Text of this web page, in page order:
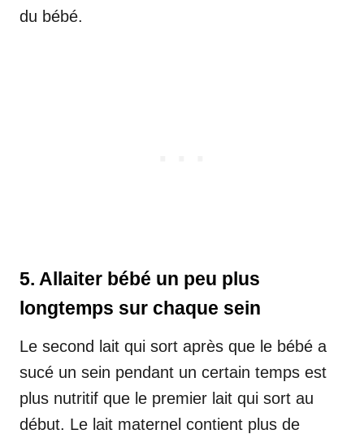
du bébé.
5. Allaiter bébé un peu plus
longtemps sur chaque sein
Le second lait qui sort après que le bébé a
sucé un sein pendant un certain temps est
plus nutritif que le premier lait qui sort au
début. Le lait maternel contient plus de